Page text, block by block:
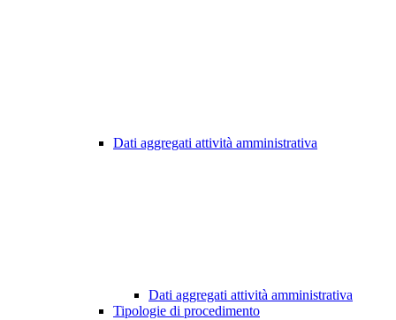
Dati aggregati attività amministrativa
Dati aggregati attività amministrativa
Tipologie di procedimento